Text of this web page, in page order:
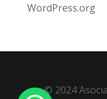
WordPress.org
© 2024